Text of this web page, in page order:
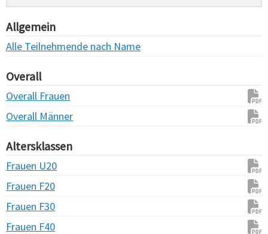
Allgemein
Alle Teilnehmende nach Name
Overall
Overall Frauen
Overall Männer
Altersklassen
Frauen U20
Frauen F20
Frauen F30
Frauen F40